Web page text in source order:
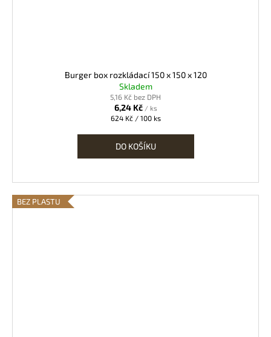
Burger box rozkládací 150 x 150 x 120
Skladem
5,16 Kč bez DPH
6,24 Kč / ks
Měrná
624 Kč / 100 ks
DO KOŠÍKU
BEZ PLASTU